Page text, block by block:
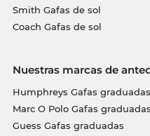
Smith Gafas de sol
Coach Gafas de sol
Nuestras marcas de
Humphreys Gafas graduadas
Marc O Polo Gafas graduadas
Guess Gafas graduadas